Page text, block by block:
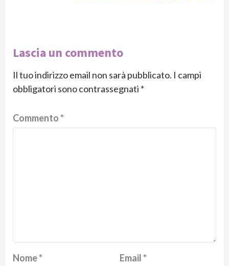
Lascia un commento
Il tuo indirizzo email non sarà pubblicato. I campi
obbligatori sono contrassegnati *
Commento*
Nome* Email*